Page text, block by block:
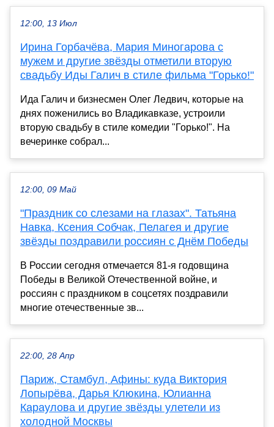
12:00, 13 Июл
Ирина Горбачёва, Мария Миногарова с
мужем и другие звёзды отметили вторую
свадьбу Иды Галич в стиле фильма "Горько!"
Ида Галич и бизнесмен Олег Ледвич, которые на
днях поженились во Владикавказе, устроили
вторую свадьбу в стиле комедии "Горько!". На
вечеринке собрал...
12:00, 09 Май
"Праздник со слезами на глазах". Татьяна
Навка, Ксения Собчак, Пелагея и другие
звёзды поздравили россиян с Днём Победы
В России сегодня отмечается 81-я годовщина
Победы в Великой Отечественной войне, и
россиян с праздником в соцсетях поздравили
многие отечественные зв...
22:00, 28 Апр
Париж, Стамбул, Афины: куда Виктория
Лопырёва, Дарья Клюкина, Юлианна
Караулова и другие звёзды улетели из
холодной Москвы